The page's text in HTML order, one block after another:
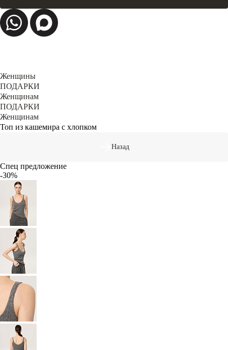
Женщины
ПОДАРКИ
Женщинам
ПОДАРКИ
Женщинам
Топ из кашемира с хлопком
Назад
Спец предложение
-30%